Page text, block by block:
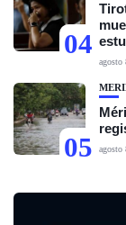
04
agosto
05 agosto